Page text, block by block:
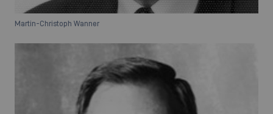
Martin-Christoph Wanner